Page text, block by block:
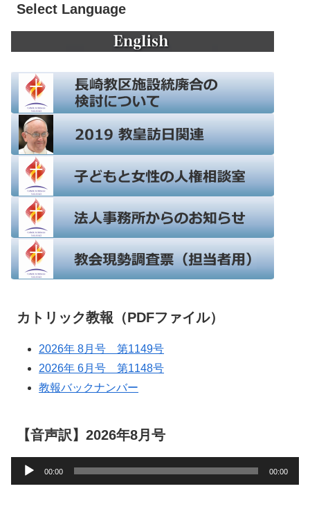
Select Language
カトリック教報（PDFファイル）
2026年 8月号 第1149号
2026年 6月号 第1148号
教報バックナンバー
【音声訳】2026年8月号
声
00:00 00:00